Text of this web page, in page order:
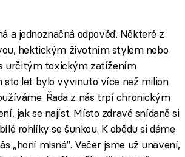
a jednoznačná odpověď. Některé z
hektickým životním stylem nebo
s určitým toxickým zatížením
sto let bylo vyvinuto více než milion
Řada z nás trpí chronickým
jak se najíst. Místo zdravé snídaně si
rohlíky se šunkou. K obědu si dáme
„honí mlsná“. Večer jsme už unavení,